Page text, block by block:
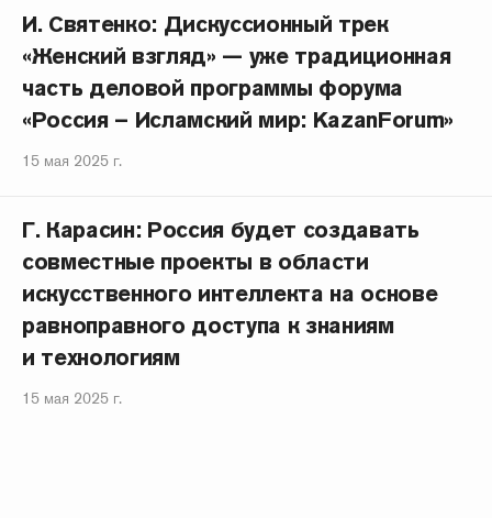
И. Святенко: Дискуссионный трек
«Женский взгляд» — уже традиционная
часть деловой программы форума
«Россия – Исламский мир: KazanForum»
15 мая 2025 г.
Г. Карасин: Россия будет создавать
совместные проекты в области
искусственного интеллекта на основе
равноправного доступа к знаниям
и технологиям
15 мая 2025 г.